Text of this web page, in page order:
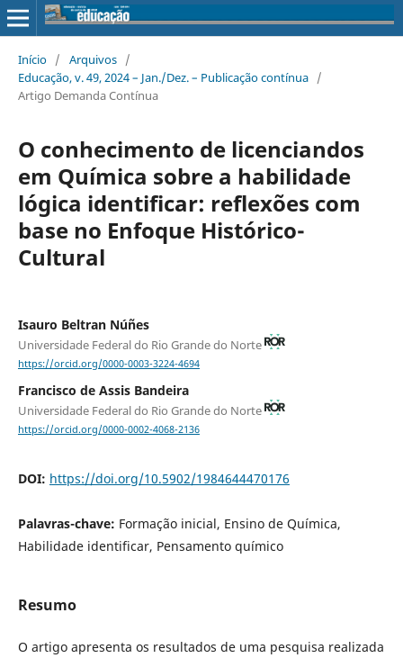
Início / Arquivos /
Educação, v. 49, 2024 – Jan./Dez. – Publicação contínua /
Artigo Demanda Contínua
O conhecimento de licenciandos
em Química sobre a habilidade
lógica identificar: reflexões com
base no Enfoque Histórico-
Cultural
Isauro Beltran Núñes
Universidade Federal do Rio Grande do Norte
https://orcid.org/0000-0003-3224-4694
Francisco de Assis Bandeira
Universidade Federal do Rio Grande do Norte
https://orcid.org/0000-0002-4068-2136
DOI: https://doi.org/10.5902/1984644470176
Palavras-chave: Formação inicial, Ensino de Química,
Habilidade identificar, Pensamento químico
Resumo
O artigo apresenta os resultados de uma pesquisa realizada